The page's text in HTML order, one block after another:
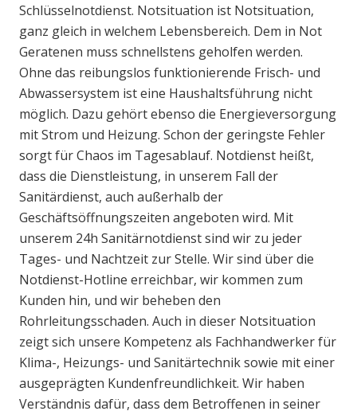
Schlüsselnotdienst. Notsituation ist Notsituation,
ganz gleich in welchem Lebensbereich. Dem in Not
Geratenen muss schnellstens geholfen werden.
Ohne das reibungslos funktionierende Frisch- und
Abwassersystem ist eine Haushaltsführung nicht
möglich. Dazu gehört ebenso die Energieversorgung
mit Strom und Heizung. Schon der geringste Fehler
sorgt für Chaos im Tagesablauf. Notdienst heißt,
dass die Dienstleistung, in unserem Fall der
Sanitärdienst, auch außerhalb der
Geschäftsöffnungszeiten angeboten wird. Mit
unserem 24h Sanitärnotdienst sind wir zu jeder
Tages- und Nachtzeit zur Stelle. Wir sind über die
Notdienst-Hotline erreichbar, wir kommen zum
Kunden hin, und wir beheben den
Rohrleitungsschaden. Auch in dieser Notsituation
zeigt sich unsere Kompetenz als Fachhandwerker für
Klima-, Heizungs- und Sanitärtechnik sowie mit einer
ausgeprägten Kundenfreundlichkeit. Wir haben
Verständnis dafür, dass dem Betroffenen in seiner